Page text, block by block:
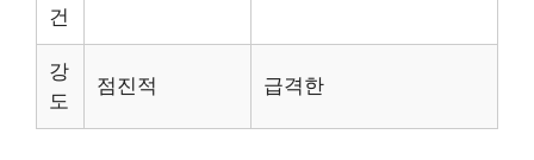
건
강
도
점진적 급격한